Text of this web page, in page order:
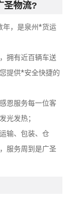
圣物流?
年，是泉州*货运
拥有近百辆车送
提供*安全快捷的
恩服务每一位客
光发热；
输、包装、仓
服务周到是广圣